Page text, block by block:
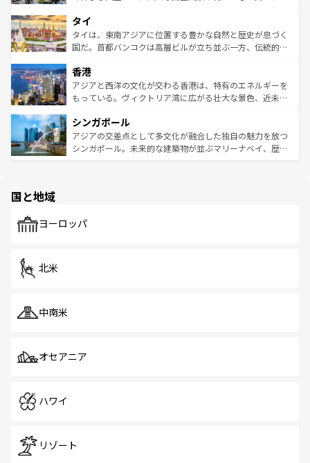
リティに包まれながら、韓国の多彩な魅力を心ゆくまで味
わってみてほしい。 なお、新着の韓国情報はコンテンツ一
覧を参照してほしい。
急速な発展と共に伝統が息づく。ハノイの古い町並みやホ
ーチミン市のフランス統治時代の建物も、独特の雰囲気を
醸し出している。また、バラエティの豊かさとおいしさで
とつ。フォーやバインミー、ベトナムコーヒーなどは、ぜ
ひ現地で味わいたい。どの地域を訪れてもあたたかい人々
が旅行者を迎えてくれるので、きっと忘れられない旅にな
参照してほしい。
タイ
タイは、東南アジアに位置する豊かな自然と歴史が息づく
国だ。首都バンコクは高層ビルが立ち並ぶ一方、伝統的な
の活気が交差している。北部ではチェンマイなどの山岳地
帯で自然と触れ合い、南部ではプーケットやクラビの美し
いビーチでリゾート気分を楽しむことができる。タイ料理
激する。気候は一年中温暖で、どの季節にも異なる楽しみ
が待っている。親しみやすいタイの人々、仏教を中心とし
た文化、そして多様な観光資源が、訪れる旅人を魅了し続
香港
アジアと西洋の文化が交わる香港は、特有のエネルギーを
もっている。ヴィクトリア湾に広がる壮大な景色、近未来
み、どこを訪れても感動するはず。観光スポットが密集し
ており、効率よく見どころを回れるのも魅力。息をのむよ
うな絶景から文化的な体験まで、香港を存分に楽しみ尽く
シンガポール
アジアの交差点として多文化が融合した独自の魅力を放つ
シンガポール。未来的な建築物が並ぶマリーナベイ、歴史
で、ホーカーズは地元の風情を楽しめる外せないスポット
国と地域
ヨーロッパ
北米
中南米
オセアニア
ハワイ
リゾート